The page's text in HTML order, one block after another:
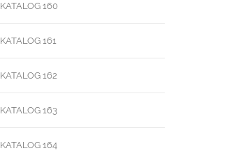
KATALOG 160
KATALOG 161
KATALOG 162
KATALOG 163
KATALOG 164